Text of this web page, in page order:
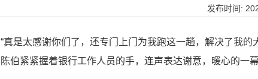
发布时间:
“真是太感谢你们了，还专门上门为我跑这一趟，解决了我的
陈伯紧紧握着银行工作人员的手，连声表达谢意，暖心的一